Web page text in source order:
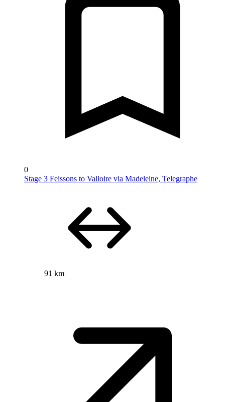
0
Stage 3 Feissons to Valloire via Madeleine, Telegraphe
91 km